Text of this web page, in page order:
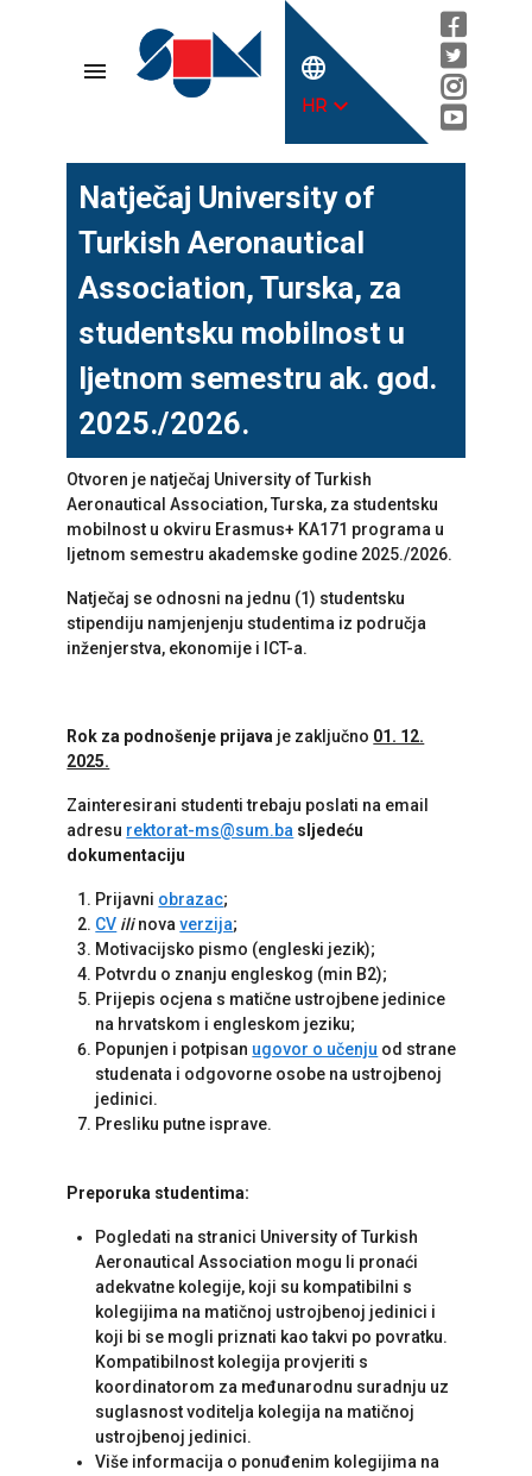
menu language
HRexpand_more
Natječaj University of
Turkish Aeronautical
Association, Turska, za
studentsku mobilnost u
ljetnom semestru ak. god.
2025./2026.
Otvoren je natječaj University of Turkish
Aeronautical Association, Turska, za studentsku
mobilnost u okviru Erasmus+ KA171 programa u
ljetnom semestru akademske godine 2025./2026.
Natječaj se odnosni na jednu (1) studentsku
stipendiju namjenjenju studentima iz područja
inženjerstva, ekonomije i ICT-a.
Rok za podnošenje prijava je zaključno 01. 12.
2025.
Zainteresirani studenti trebaju poslati na email
adresu rektorat-ms@sum.ba sljedeću
dokumentaciju
Prijavni obrazac;
CV ilinovaverzija;
Motivacijsko pismo (engleski jezik);
Potvrdu o znanju engleskog (min B2);
Prijepis ocjena s matične ustrojbene jedinice
na hrvatskom i engleskom jeziku;
Popunjen i potpisan ugovor o učenju od strane
studenata i odgovorne osobe na ustrojbenoj
jedinici.
Presliku putne isprave.
Preporuka studentima:
Pogledati na stranici University of Turkish
Aeronautical Association mogu li pronaći
adekvatne kolegije, koji su kompatibilni s
kolegijima na matičnoj ustrojbenoj jedinici i
koji bi se mogli priznati kao takvi po povratku.
Kompatibilnost kolegija provjeriti s
koordinatorom za međunarodnu suradnju uz
suglasnost voditelja kolegija na matičnoj
ustrojbenoj jedinici.
Više informacija o ponuđenim kolegijima na